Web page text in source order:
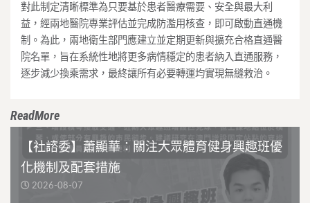
對此制定清晰標準為只要基於患者醫療需要、安全與最大利
益，經兩地醫院專業評估並完成防濫用核查，即可啟動直通機
制。為此，兩地衛生部門應建立並定期更新與擴充合格直通醫
院名單，旨在系統性地將更多病情穩定的患者納入直通服務，
逐步減少換乘需求，最終讓所有必要轉運均實現無縫救治。
ReadMore
【社諮委】蕭顯華：關注大眾體育健身興趣班優
化機制及配套措施
2026-08-07